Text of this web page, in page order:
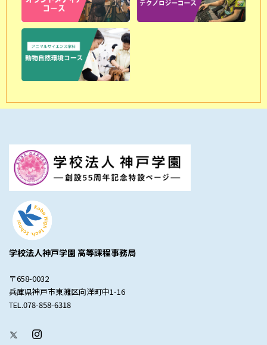
学校法人神戸学園 高等課程事務局
〒658-0032
兵庫県神戸市東灘区向洋町中1-16
TEL.078-858-6318